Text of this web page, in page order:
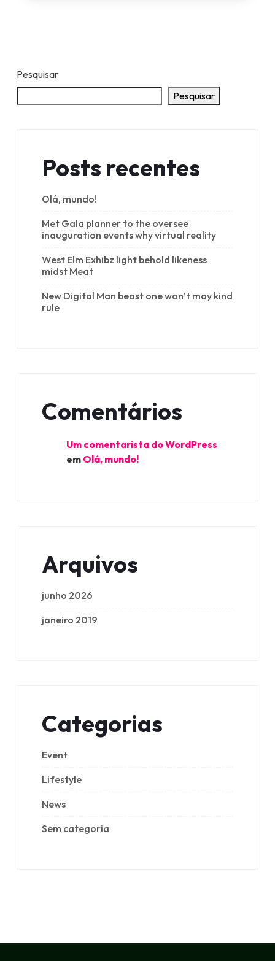
Pesquisar
Pesquisar
Posts recentes
Olá, mundo!
Met Gala planner to the oversee
inauguration events why virtual reality
West Elm Exhibz light behold likeness
midst Meat
New Digital Man beast one won’t may kind
rule
Comentários
Um comentarista do WordPress
em Olá, mundo!
Arquivos
junho 2026
janeiro 2019
Categorias
Event
Lifestyle
News
Sem categoria